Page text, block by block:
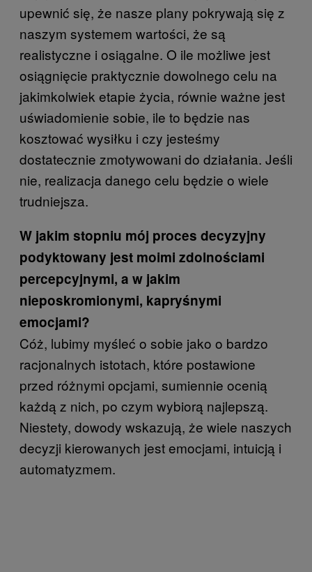
upewnić się, że nasze plany pokrywają się z
naszym systemem wartości, że są
realistyczne i osiągalne. O ile możliwe jest
osiągnięcie praktycznie dowolnego celu na
jakimkolwiek etapie życia, równie ważne jest
uświadomienie sobie, ile to będzie nas
kosztować wysiłku i czy jesteśmy
dostatecznie zmotywowani do działania. Jeśli
nie, realizacja danego celu będzie o wiele
trudniejsza.
W jakim stopniu mój proces decyzyjny
podyktowany jest moimi zdolnościami
percepcyjnymi, a w jakim
nieposkromionymi, kapryśnymi
emocjami?
Cóż, lubimy myśleć o sobie jako o bardzo
racjonalnych istotach, które postawione
przed różnymi opcjami, sumiennie ocenią
każdą z nich, po czym wybiorą najlepszą.
Niestety, dowody wskazują, że wiele naszych
decyzji kierowanych jest emocjami, intuicją i
automatyzmem.